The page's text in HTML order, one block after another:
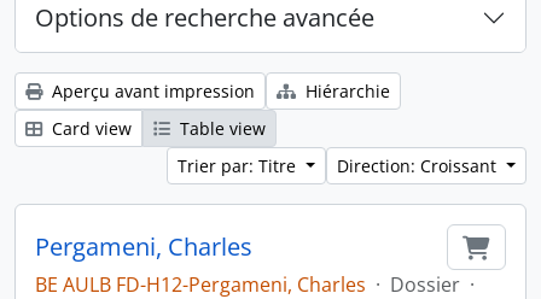
Options de recherche avancée
Aperçu avant impression
Hiérarchie
Card view
Table view
Trier par: Titre
Direction: Croissant
Pergameni, Charles
BE AULB FD-H12-Pergameni, Charles · Dossier ·